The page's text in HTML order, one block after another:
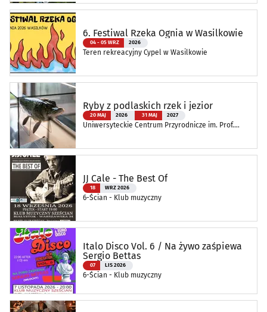
6. Festiwal Rzeka Ognia w Wasilkowie
04 - 05 WRZ 2026
Teren rekreacyjny Cypel w Wasilkowie
Ryby z podlaskich rzek i jezior
20 MAJ 2026 31 MAJ 2027
Uniwersyteckie Centrum Przyrodnicze im. Prof.
JJ Cale - The Best Of
18 WRZ 2026
6-Ścian - Klub muzyczny
Italo Disco Vol. 6 / Na żywo zaśpiewa
Sergio Bettas
07 LIS 2026
6-Ścian - Klub muzyczny